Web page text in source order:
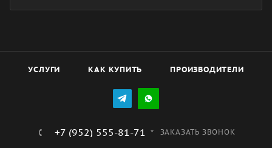
УСЛУГИ КАК КУПИТЬ ПРОИЗВОДИТЕЛИ
+7 (952) 555-81-71 ЗАКАЗАТЬ ЗВОНОК